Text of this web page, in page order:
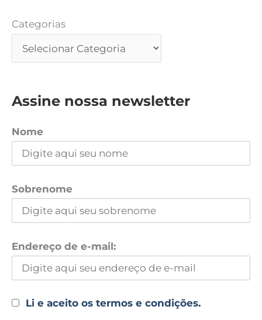
Categorias
Assine nossa newsletter
Nome
Sobrenome
Endereço de e-mail:
Li e aceito os termos e condições.